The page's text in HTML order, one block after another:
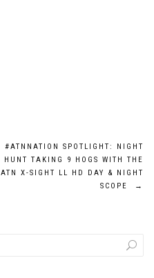
#ATNNATION SPOTLIGHT: NIGHT
HUNT TAKING 9 HOGS WITH THE
ATN X-SIGHT LL HD DAY & NIGHT
SCOPE
→